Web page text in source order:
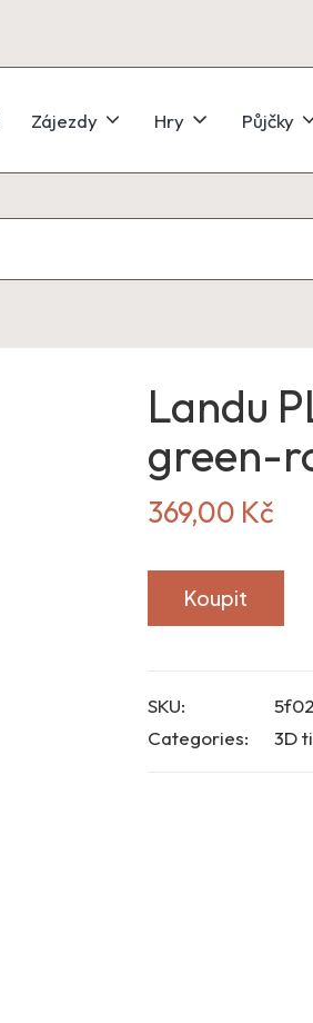
Zájezdy Hry Půjčky
Landu
green-
369,00 Kč
Koupit
SKU:
Categories:
3D